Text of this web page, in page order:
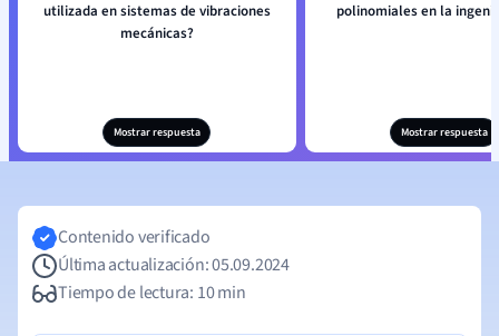
utilizada en sistemas de vibraciones
mecánicas?
Mostrar respuesta
polinomiales en la
Mostrar respuesta
Contenido verificado
Última actualización: 05.09.2024
Tiempo de lectura: 10 min